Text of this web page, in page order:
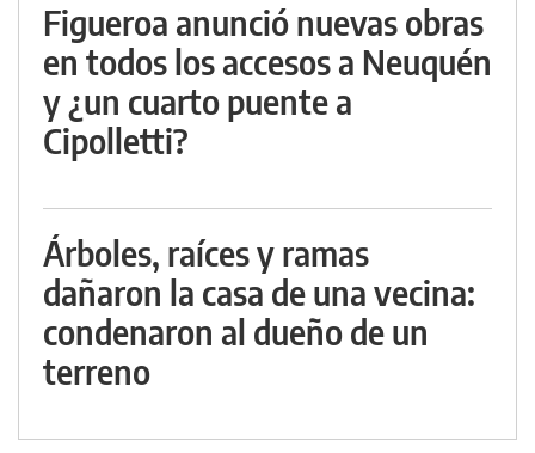
Figueroa anunció nuevas obras
en todos los accesos a Neuquén
y ¿un cuarto puente a
Cipolletti?
Árboles, raíces y ramas
dañaron la casa de una vecina:
condenaron al dueño de un
terreno